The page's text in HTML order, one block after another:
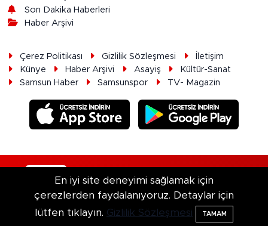
Son Dakika Haberleri
Haber Arşivi
Çerez Politikası Gizlilik Sözleşmesi
İletişim
Künye
Haber Arşivi Asayiş
Kültür-Sanat
Samsun Haber
Samsunspor TV- Magazin
Haber Yazılımı:TE Bilişim
En iyi site deneyimi sağlamak için
çerezlerden faydalanıyoruz. Detaylar için
lütfen tıklayın. Gizlilik Sözleşmesi TAMAM